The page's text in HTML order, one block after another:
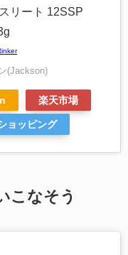
リート 12SSP
(Jackson)
楽天市場
ョッピング
こなそう